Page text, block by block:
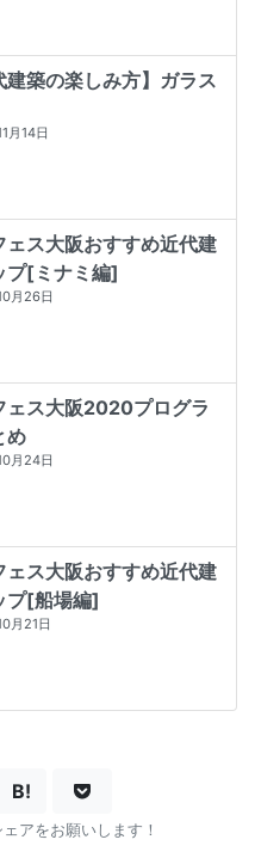
建築の楽しみ方】ガラス
月14日
ェス大阪おすすめ近代建
プ[ミナミ編]
月26日
ェス大阪2020プログラ
め
月24日
ェス大阪おすすめ近代建
プ[船場編]
月21日
B!
アをお願いします！